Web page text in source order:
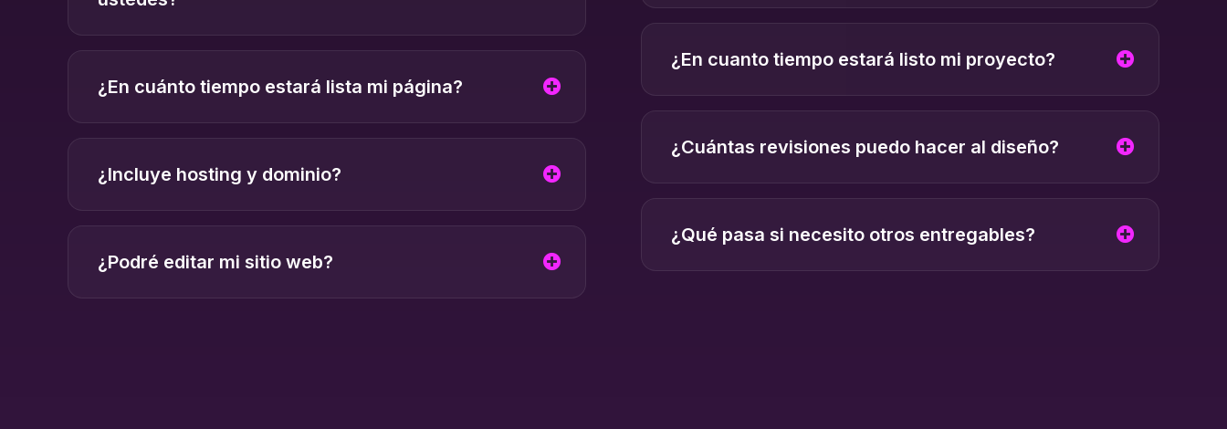
¿En cuánto tiempo estará lista mi página?
¿Incluye hosting y dominio?
¿Podré editar mi sitio web?
¿En cuanto tiempo estará listo mi proyecto?
¿Cuántas revisiones puedo hacer al diseño?
¿Qué pasa si necesito otros entregables?